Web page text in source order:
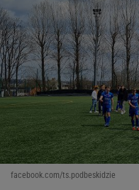
facebook.com/ts.podbeskidzie